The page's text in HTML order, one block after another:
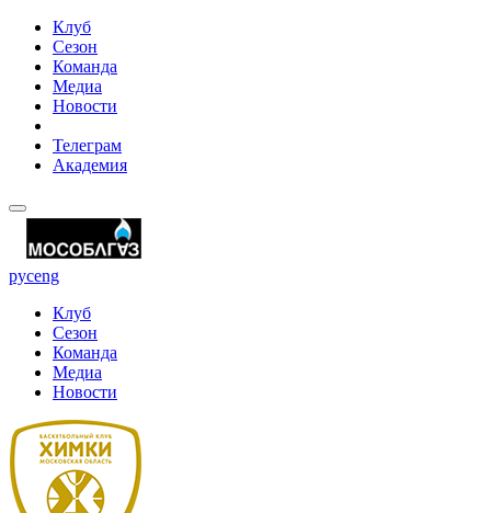
Клуб
Сезон
Команда
Медиа
Новости
Телеграм
Академия
русeng
Клуб
Сезон
Команда
Медиа
Новости